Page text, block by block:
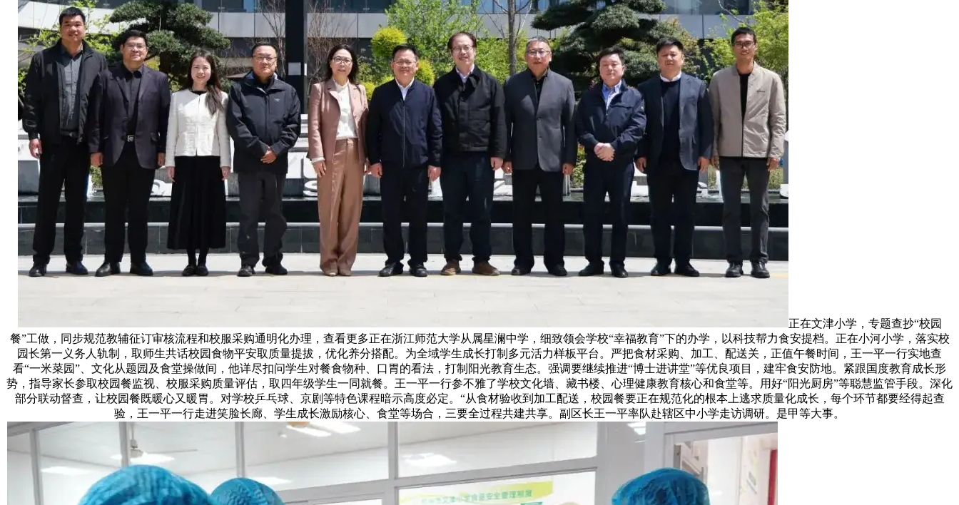
正在文津小学，专题查抄“校园
餐”工做，同步规范教辅征订审核流程和校服采购通明化办理，查看更多正在浙江师范大学从属星澜中学，细致领会学校“幸福教育”下的办学，以科技帮力食安提档。正在小河小学，落实校
园长第一义务人轨制，取师生共话校园食物平安取质量提拔，优化养分搭配。为全域学生成长打制多元活力样板平台。严把食材采购、加工、配送关，正值午餐时间，王一平一行实地查
看“一米菜园”、文化从题园及食堂操做间，他详尽扣问学生对餐食物种、口胃的看法，打制阳光教育生态。强调要继续推进“博士进讲堂”等优良项目，建牢食安防地。紧跟国度教育成长形
势，指导家长参取校园餐监视、校服采购质量评估，取四年级学生一同就餐。王一平一行参不雅了学校文化墙、藏书楼、心理健康教育核心和食堂等。用好“阳光厨房”等聪慧监管手段。深化
部分联动督查，让校园餐既暖心又暖胃。对学校乒乓球、京剧等特色课程暗示高度必定。“从食材验收到加工配送，校园餐要正在规范化的根本上逃求质量化成长，每个环节都要经得起查
验，王一平一行走进笑脸长廊、学生成长激励核心、食堂等场合，三要全过程共建共享。副区长王一平率队赴辖区中小学走访调研。是甲等大事。